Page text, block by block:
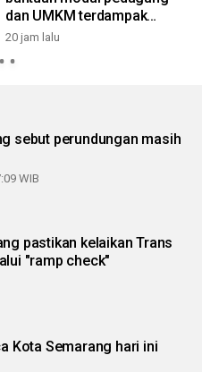
dan UMKM terdampak
relokasi
20 jam lalu
sebut perundungan masih
WIB
pastikan kelaikan Trans
"ramp check"
Kota Semarang hari ini